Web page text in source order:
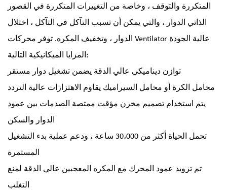
المتكررة والتوقف ، وخاصة من التغييرات المتكررة في القصور
الذاتي الدوار ، والتي يمكن أن تسبب التآكل في التآكل ، اختلال
الدوار ، وتخفيف المكره. توفر محركات Ventilator عالية الجودة
المزايا الميكانيكية التالية:
توازن ديناميكي عالي الدقة يضمن تشغيل دوار مستقر
محامل الكرة أو محامل السيراميك يقاوم الاهتزازات عالية التردد
يتم استخدام تصميم مخزن مؤقت ممتصة الصدمات بين عمود
الدوار والسكن
تحمل الحياة أكثر من 30،000 ساعة ، ودعم عملية بدء التشغيل
المستمرة
تم تزويد عمود المحرك مع المكره المعجبين عالي الدقة لمنع
التغلب